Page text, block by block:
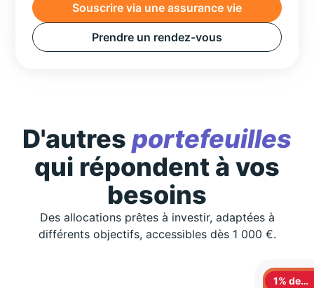
Souscrire via une assurance vie
Prendre un rendez-vous
D'autres portefeuilles
qui répondent à vos
besoins
Des allocations prêtes à investir, adaptées à
différents objectifs, accessibles dès 1 000 €.
1% de